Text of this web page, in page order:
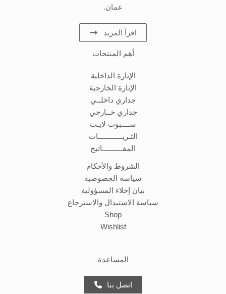
عمان.
اقرأ المزيد
أهم المنتجات
الإنارة الداخلية
الإنارة الخارجية
جداري داخلــي
جداري خــارجي
ســــبوت لايـت
الثـريــــــــــــات
المفــــــــــاتيح
الشروط والأحكام
سياسة الخصوصية
بيان إخلاء المسؤولية
سياسة الاستبدال والاسترجاع
Shop
Wishlist
المساعدة
اتصل بنا